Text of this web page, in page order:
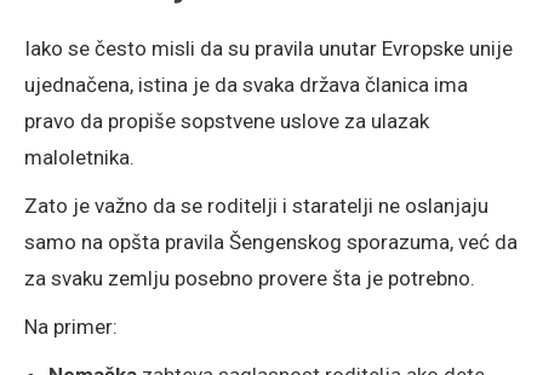
Iako se često misli da su pravila unutar Evropske unije
ujednačena, istina je da svaka država članica ima
pravo da propiše sopstvene uslove za ulazak
maloletnika.
Zato je važno da se roditelji i staratelji ne oslanjaju
samo na opšta pravila Šengenskog sporazuma, već da
za svaku zemlju posebno provere šta je potrebno.
Na primer: